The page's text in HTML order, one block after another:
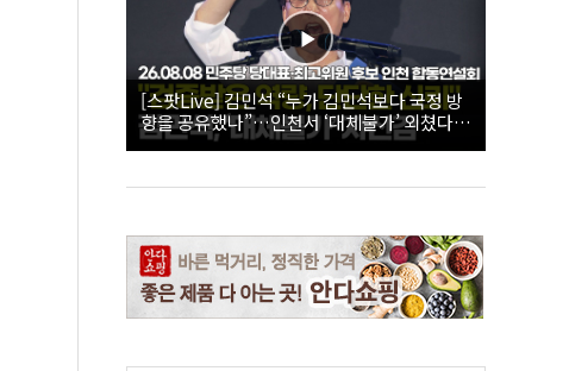
[스팟Live] 김민석 “누가 김민석보다 국정 방
향을 공유했나”…인천서 ‘대체불가’ 외쳤다 |
26.08.08 더불어민주당 당대표·최고위원 후